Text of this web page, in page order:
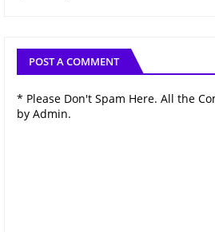
POST A COMMENT
* Please Don't Spam Here. All the
by Admin.